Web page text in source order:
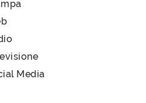
Media